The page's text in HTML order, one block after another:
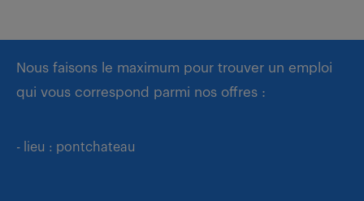
Nous faisons le maximum pour trouver un emploi
qui vous correspond parmi nos offres :
- lieu : pontchateau